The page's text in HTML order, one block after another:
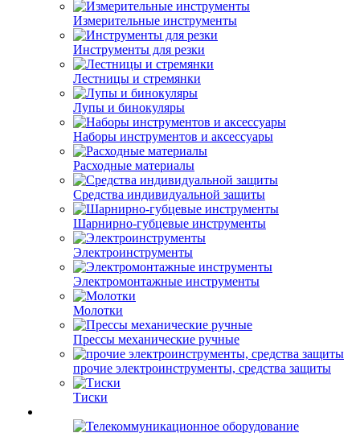
Измерительные инструменты
Инструменты для резки
Лестницы и стремянки
Лупы и бинокуляры
Наборы инструментов и аксессуары
Расходные материалы
Средства индивидуальной защиты
Шарнирно-губцевые инструменты
Электроинструменты
Электромонтажные инструменты
Молотки
Прессы механические ручные
прочие электроинструменты, средства защиты
Тиски